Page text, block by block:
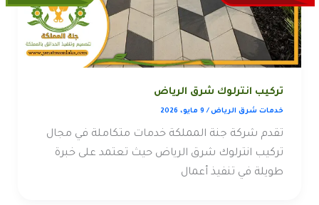
تركيب انترلوك شرق الرياض
خدمات شرق الرياض/ 9 مايو، 2026
تقدم شركة جنة المملكة خدمات متكاملة في مجال
تركيب انترلوك شرق الرياض حيث تعتمد على خبرة
طويلة في تنفيذ أعمال